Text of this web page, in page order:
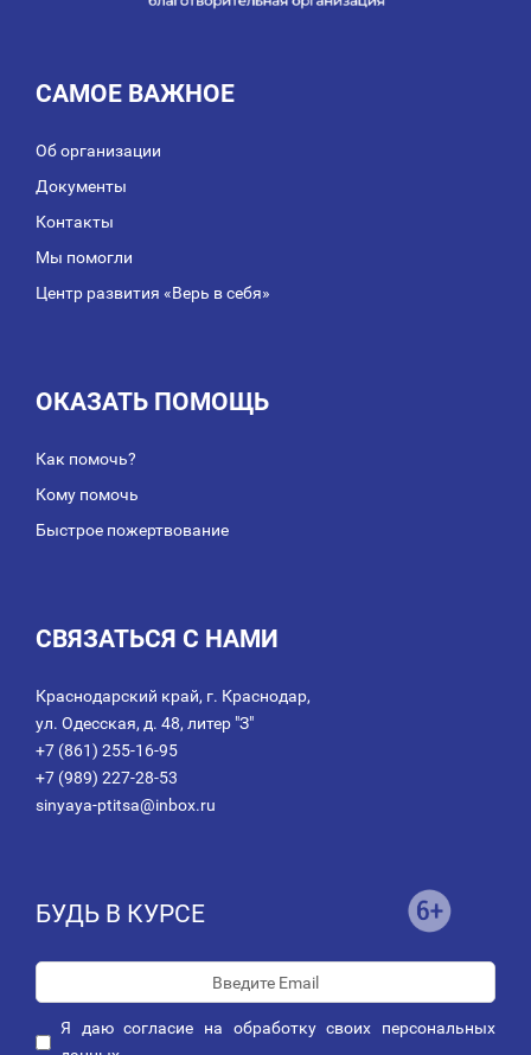
САМОЕ ВАЖНОЕ
Об организации
Документы
Контакты
Мы помогли
Центр развития «Верь в себя»
ОКАЗАТЬ ПОМОЩЬ
Как помочь?
Кому помочь
Быстрое пожертвование
СВЯЗАТЬСЯ С НАМИ
Краснодарский край, г. Краснодар,
ул. Одесская, д. 48, литер "З"
+7 (861) 255-16-95
+7 (989) 227-28-53
sinyaya-ptitsa@inbox.ru
БУДЬ В КУРСЕ
Я даюсогласие на обработку своих персональных